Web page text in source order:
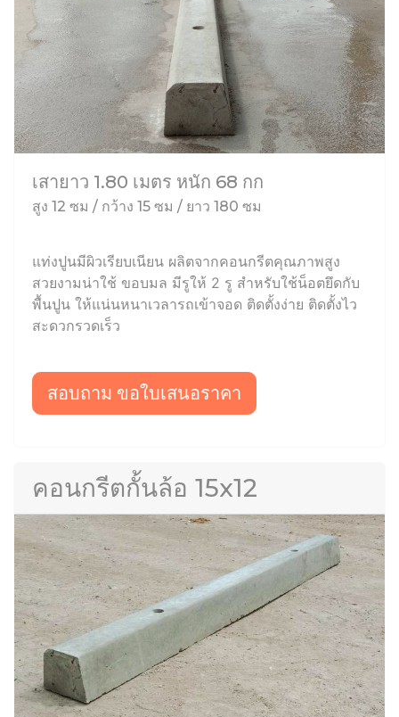
เสายาว 1.80 เมตร หนัก 68 กก
สูง 12 ซม / กว้าง 15 ซม / ยาว 180 ซม
แท่งปูนมีผิวเรียบเนียน ผลิตจากคอนกรีตคุณภาพสูง
สวยงามน่าใช้ ขอบมล มีรูให้ 2 รู สำหรับใช้น็อตยึดกับ
พื้นปูน ให้แน่นหนาเวลารถเข้าจอด ติดตั้งง่าย ติดตั้งไว
สะดวกรวดเร็ว
สอบถาม ขอใบเสนอราคา
คอนกรีตกั้นล้อ 15x12